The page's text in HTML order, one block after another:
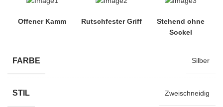
Offener Kamm Rutschfester Griff
Stehend ohne
Sockel
FARBE Silber
STIL Zweischneidig